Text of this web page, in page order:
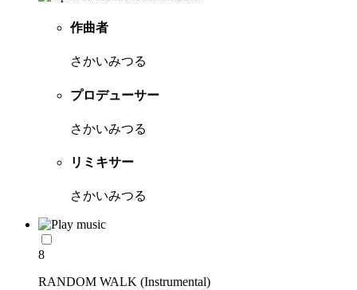
作曲者
さかいみつる
プロデューサー
さかいみつる
リミキサー
さかいみつる
8
RANDOM WALK (Instrumental)